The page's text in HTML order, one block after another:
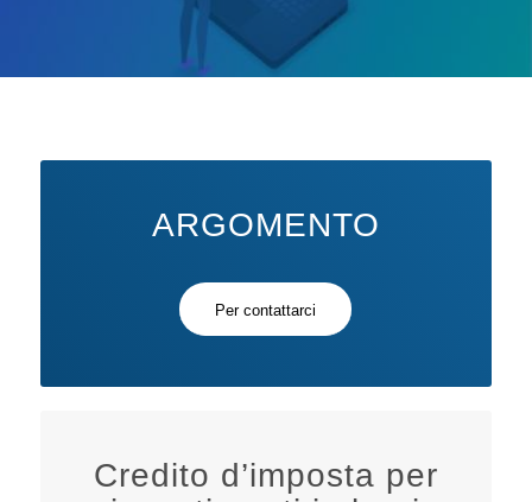
ARGOMENTO
Per contattarci
Credito d’imposta per